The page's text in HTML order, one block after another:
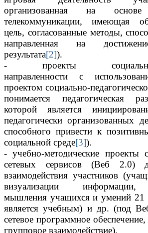
организованная на основе
телекоммуникации, имеющая
цель, согласованные методы,
направленная на
результата[2]).
- проекты социально-
направленности с
проектом социально-
понимается педагогическая
которой является
педагогически организованных
способного привести к
социальной среде[3]).
- учебно-методические проекты
сетевых сервисов (Веб 2.0)
взаимодействия участников
визуализации информации,
мышления учащихся и умений 21
является учебным) и др. (под
сетевое программное
групповое взаимодействие).